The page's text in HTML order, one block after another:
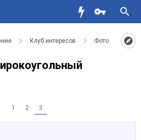
Клуб интересов Фото
1 2 3